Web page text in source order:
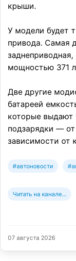
крыши.
У модели будет
привода. Самая
заднеприводная,
мощностью 371
Две другие
батареей
которые выдают
подзарядки —
зависимости от
#автоновости
Читать на канале...
07 августа 2026